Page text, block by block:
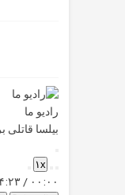
رادیو ما
بیلسا
Play
Episode
Mute/Unmute
Episode
Rewind
10
۱x
۰۰:۰۰ /